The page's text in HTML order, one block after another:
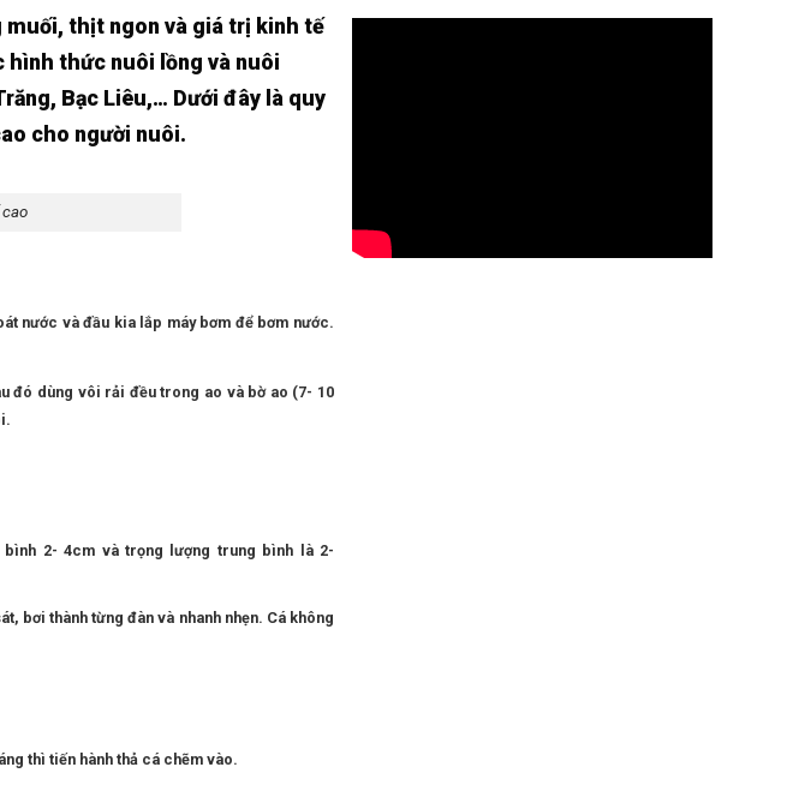
muối, thịt ngon và giá trị kinh tế
hình thức nuôi lồng và nuôi
Bạc Liêu,… Dưới đây là quy
cho người nuôi.
nước và đầu kia lắp máy bơm để bơm nước.
đó dùng vôi rải đều trong ao và bờ ao (7- 10
2- 4cm và trọng lượng trung bình là 2-
bơi thành từng đàn và nhanh nhẹn. Cá không
thì tiến hành thả cá chẽm vào.